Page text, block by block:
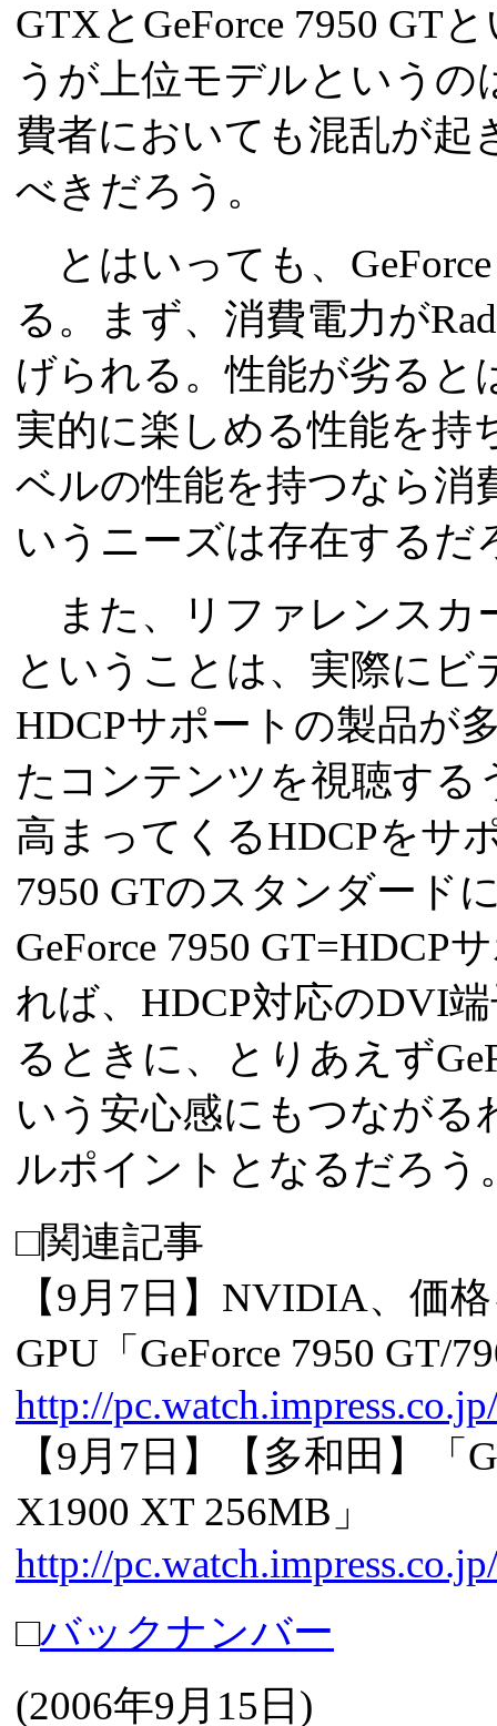
GTXとGeForce 7950 GT
うが上位モデルという
費者においても混乱が起
べきだろう。
とはいっても、
る。まず、消費電力が
げられる。性能が劣ると
実的に楽しめる性能を持
ベルの性能を持つなら消
いうニーズは存在するだ
また、リファレンスカ
ということは、実際に
HDCPサポートの製品が
たコンテンツを視聴する
高まってくるHDCPをサ
7950 GTのスタンダード
GeForce 7950 GT=HDCP
れば、HDCP対応のDVI
るときに、とりあえず
いう安心感にもつなが
ルポイントとなるだろう
□関連記事
【9月7日】NVIDIA、価
GPU「GeForce 7950 GT/
http://
【9月7日】【多和田】「
X1900 XT 256MB」
http://
□バックナンバー
(2006年9月15日 )